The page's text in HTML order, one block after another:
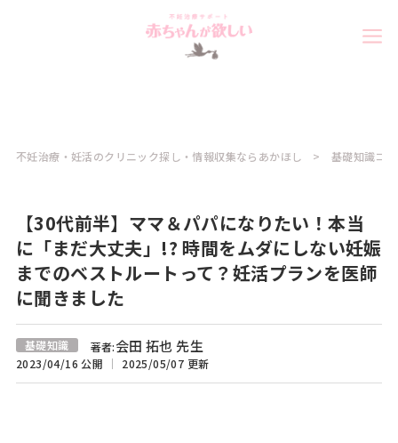
不妊治療・妊活のクリニック探し・情報収集ならあかほし 基礎知識コ
【30代前半】ママ＆パパになりたい！本当
に「まだ大丈夫」!? 時間をムダにしない妊娠
までのベストルートって？妊活プランを医師
に聞きました
基礎知識 著者:会田 拓也 先生
2023/04/16 公開 2025/05/07 更新